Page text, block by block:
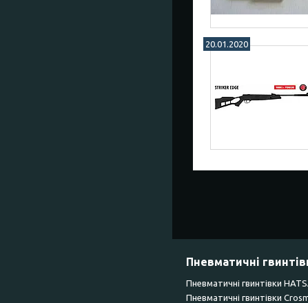
20.01.2020
Пневматичні
Пневматичні гвинтівки
Пневматичні гвинтівки